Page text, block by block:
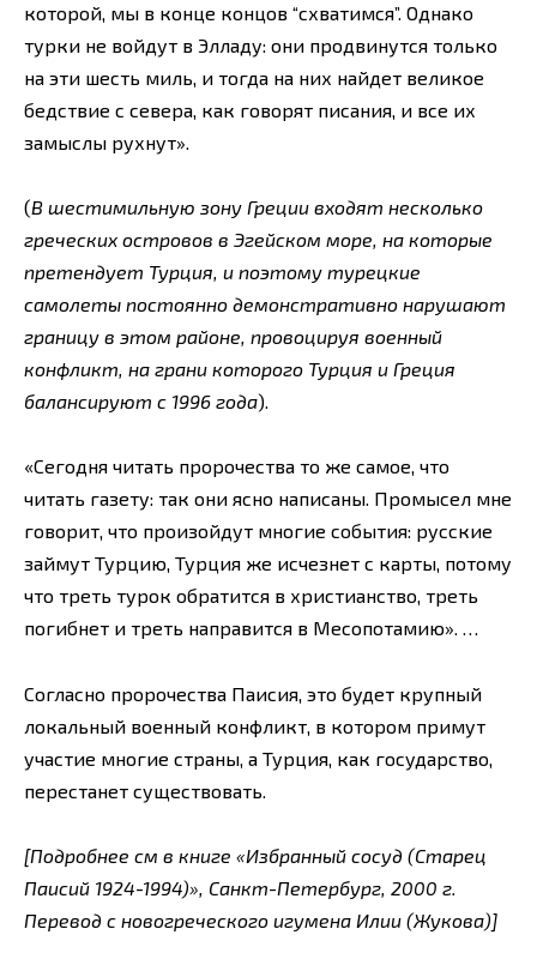
которой, мы в конце концов “схватимся”. Однако
турки не войдут в Элладу: они продвинутся только
на эти шесть миль, и тогда на них найдет великое
бедствие с севера, как говорят писания, и все их
замыслы рухнут».
(В шестимильную зону Греции входят несколько
греческих островов в Эгейском море, на которые
претендует Турция, и поэтому турецкие
самолеты постоянно демонстративно нарушают
границу в этом районе, провоцируя военный
конфликт, на грани которого Турция и Греция
балансируют с 1996 года).
«Сегодня читать пророчества то же самое, что
читать газету: так они ясно написаны. Промысел мне
говорит, что произойдут многие события: русские
займут Турцию, Турция же исчезнет с карты, потому
что треть турок обратится в христианство, треть
погибнет и треть направится в Месопотамию». …
Согласно пророчества Паисия, это будет крупный
локальный военный конфликт, в котором примут
участие многие страны, а Турция, как государство,
перестанет существовать.
[Подробнее см в книге «Избранный сосуд (Старец
Паисий 1924-1994)», Санкт-Петербург, 2000 г.
Перевод с новогреческого игумена Илии (Жукова)]